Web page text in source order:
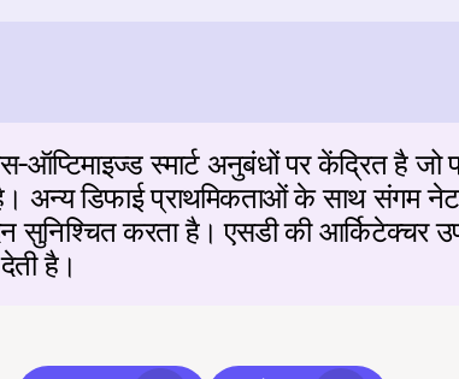
ऑप्टिमाइज्ड स्मार्ट अनुबंधों पर केंद्रित है जो
डिफाई प्राथमिकताओं के साथ संगम
सुनिश्चित करता है। एसडी की आर्किटेक्चर
है।